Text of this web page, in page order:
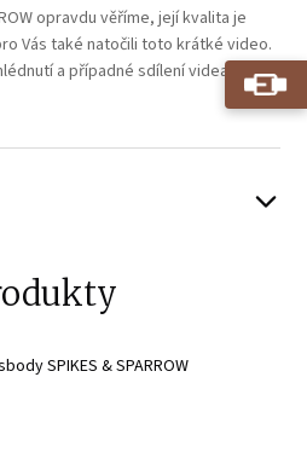
opravdu věříme, její kvalita je
Vás také natočili toto krátké video.
a případné sdílení videa.
SPIKES & SPARROW